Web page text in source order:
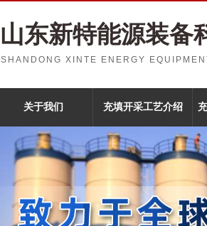
山东新特能源装备
SHANDONG XINTE ENERGY
关于我们 充填开采工艺介绍